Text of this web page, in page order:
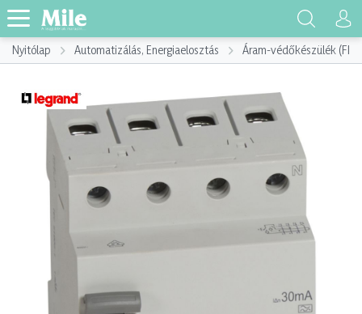
Nyitólap Automatizálás, Energiaelosztás Áram-védőkészülék (FI)